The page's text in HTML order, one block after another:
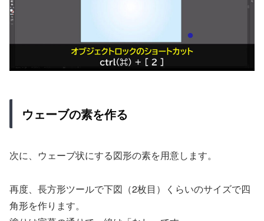
ウェーブの素を作る
次に、ウェーブ状にする図形の素を用意します。
再度、長方形ツールで下図（2枚目）くらいのサイズで四
角形を作ります。